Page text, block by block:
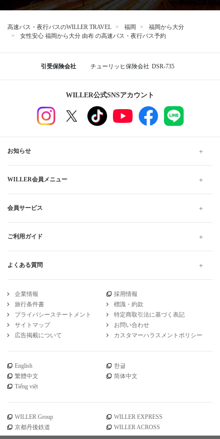
高速バス・夜行バスのWILLER TRAVEL 福岡
福岡から大分
女性安心 福岡から大分 由布 の高速バス・夜行バス予約
引受保険会社 チューリッヒ保険会社 DSR-735
WILLER公式SNSアカウント
お知らせ
WILLER会員メニュー
会員サービス
ご利用ガイド
よくある質問
企業情報
採用情報
旅行条件書
標識・約款
プライバシーステートメント
特定商取引法に基づく表記
サイトマップ
お問い合わせ
広告掲載について
カスタマーハラスメントポリシー
English
한글
繁體中文
简体中文
Tiếng việt
WILLER Group
WILLER EXPRESS
京都丹後鉄道
WILLER ACROSS